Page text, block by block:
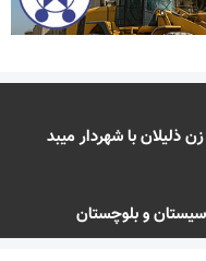
ذلیلان با شهردار میبد
و بلوچستان